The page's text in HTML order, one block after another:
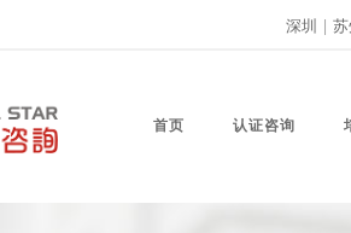
深圳 |
首页 认证咨询